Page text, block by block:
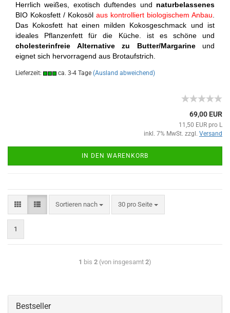
Herrlich weißes, exotisch duftendes und naturbelassenes
BIO Kokosfett / Kokosöl aus kontrolliert biologischem Anbau
Das Kokosfett hat einen milden Kokosgeschmack und ist
ideales Pflanzenfett für die Küche. ist es schöne und
cholesterinfreie Alternative
zu Butter/Margarineund
eignet sich hervorragend aus Brotaufstrich.
Lieferzeit: ca. 3-4 Tage (Ausland abweichend)
69,00 EUR
11,50 EUR pro L
inkl. 7% MwSt. zzgl. Versand
IN DEN WARENKORB
Sortieren nach 30 pro Seite
1
1 bis 2 (von insgesamt 2)
Bestseller